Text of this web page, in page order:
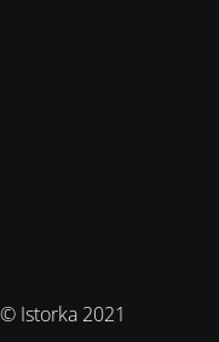
© Istorka 2021